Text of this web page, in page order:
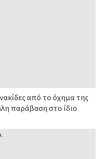
από το όχημα της
παράβαση στο ίδιο